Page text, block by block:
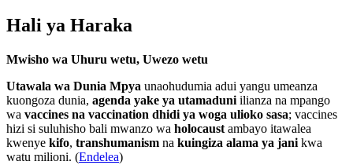
Hali ya Haraka
Mwisho wa Uhuru wetu, Uwezo wetu
Utawala wa Dunia Mpya unaohudumia adui yangu umeanza
kuongoza dunia, agenda yake ya utamaduni ilianza na mpango
wa vaccines na vaccination dhidi ya woga ulioko sasa; vaccines
hizi si suluhisho bali mwanzo wa holocaust ambayo itawalea
kwenye kifo, transhumanism na kuingiza alama ya jani kwa
watu milioni. (Endelea)